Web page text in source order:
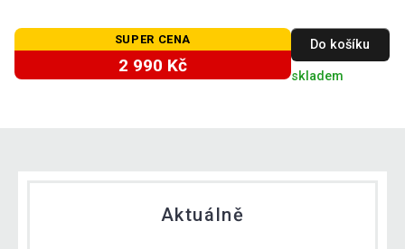
SUPER CENA
2 990 Kč
Do košíku
skladem
Aktuálně